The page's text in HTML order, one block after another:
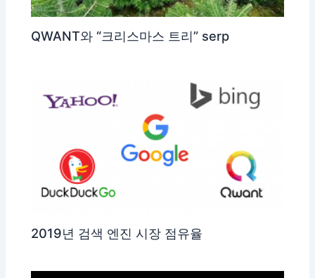
QWANT와 “크리스마스 트리” serp
2019년 검색 엔진 시장 점유율